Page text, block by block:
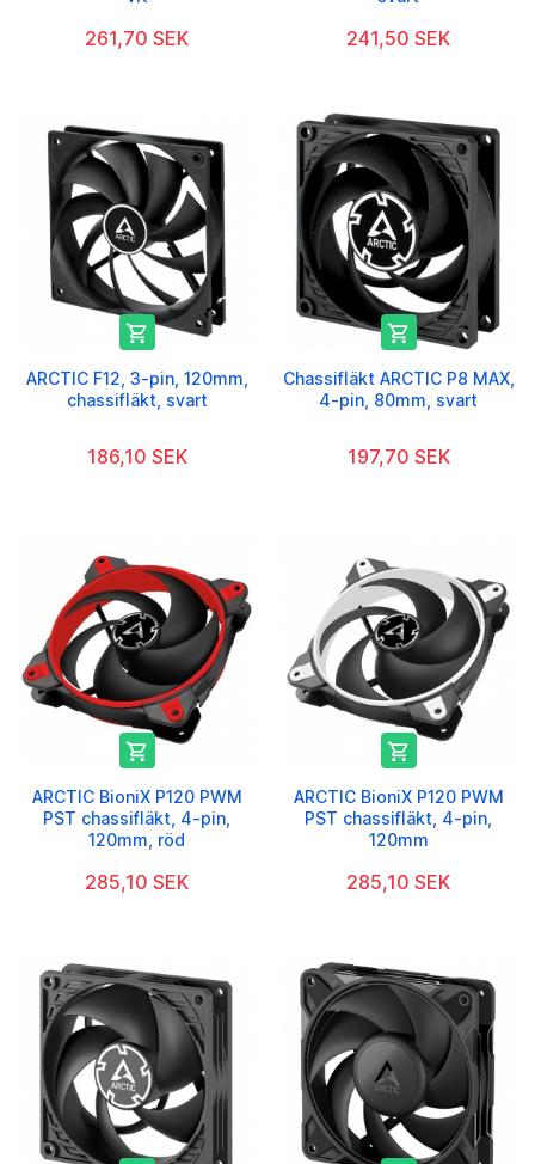
261,70 SEK 241,50 SEK

ARCTIC F12, 3-pin, 120mm,
chassifläkt, svart
186,10 SEK

Chassifläkt ARCTIC P8 MAX,
4-pin, 80mm, svart
197,70 SEK

ARCTIC BioniX P120 PWM
PST chassifläkt, 4-pin,
120mm, röd
285,10 SEK

ARCTIC BioniX P120 PWM
PST chassifläkt, 4-pin,
120mm
285,10 SEK